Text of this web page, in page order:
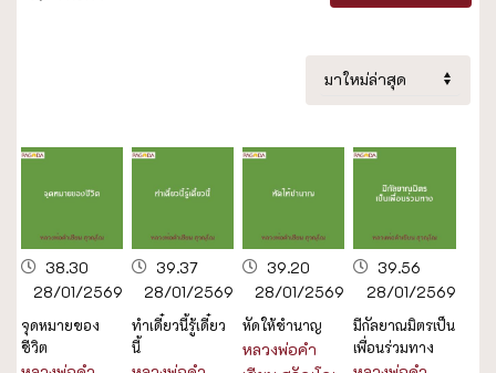
38.30
28/01/2569
จุดหมายของ
ชีวิต
39.37
28/01/2569
ทำเดี๋ยวนี้รู้เดี๋ยว
นี้
39.20
28/01/2569
หัดให้ชำนาญ
หลวงพ่อคำ
39.56
28/01/2569
มีกัลยาณมิตรเป็น
เพื่อนร่วมทาง